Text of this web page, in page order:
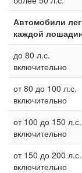
Автомобили
каждой
до 80 л.с.
включительно
от 80 до 100 л.с.
включительно
от 100 до 150 л.с.
включительно
от 150 до 200 л.с.
включительно